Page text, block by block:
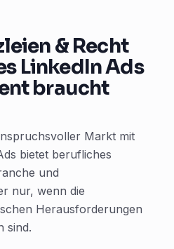
& Recht
LinkedIn Ads
braucht
Markt mit
bietet berufliches
und
nur, wenn die
Herausforderungen
sind.